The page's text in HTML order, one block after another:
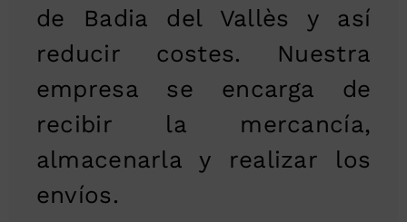
de Badia del Vallès y así
reducir costes. Nuestra
empresa se encarga de
recibir la mercancía,
almacenarla y realizar los
envíos.